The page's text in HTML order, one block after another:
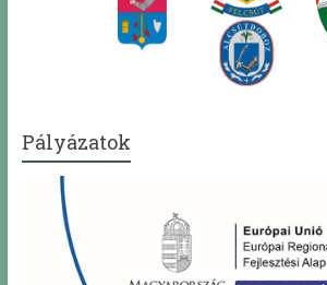
Pályázatok